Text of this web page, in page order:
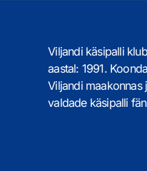
Viljandi käsipalli
aastal: 1991.
Viljandi maakonnas
valdade käsipalli